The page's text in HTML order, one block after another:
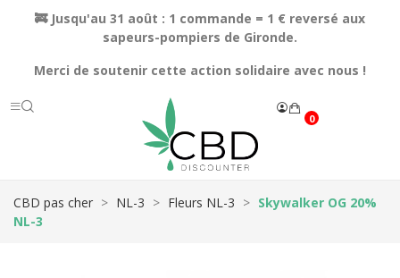
🚒 Jusqu'au 31 août : 1 commande = 1 € reversé aux
sapeurs-pompiers de Gironde.
Merci de soutenir cette action solidaire avec nous !
0
CBD pas cher NL-3 Fleurs NL-3
Skywalker OG 20%
NL-3